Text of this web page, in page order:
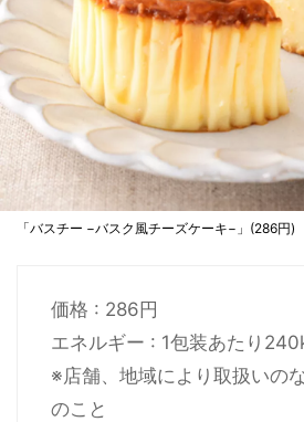
「バスチー −バスク風チーズケーキ−」(286円)
価格 : 286円
エネルギー : 1包装あたり
※店舗、地域により取扱いの
のこと